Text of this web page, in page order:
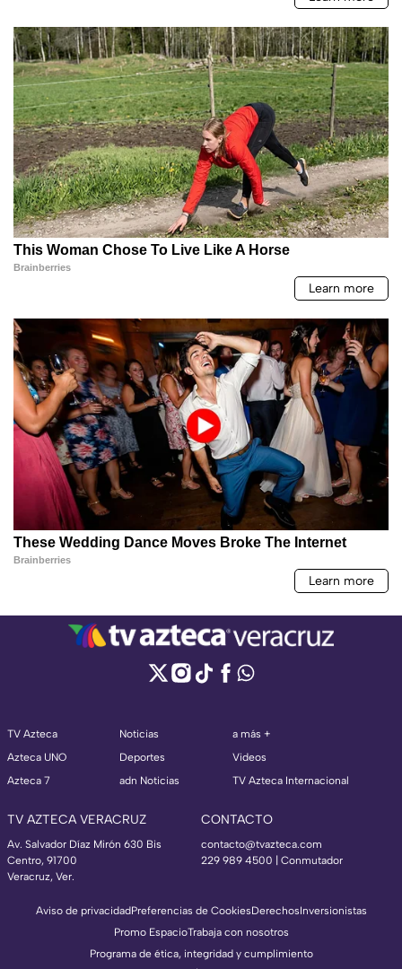
TV Azteca
Azteca UNO
Azteca 7
Noticias
Deportes
adn Noticias
a más +
Videos
TV Azteca Internacional
TV AZTECA VERACRUZ
Av. Salvador Díaz Mirón 630 Bis
Centro, 91700
Veracruz, Ver.
CONTACTO
contacto@tvazteca.com
229 989 4500 | Conmutador
Aviso de privacidadPreferencias de CookiesDerechosInversionistas
Promo EspacioTrabaja con nosotros
Programa de ética, integridad y cumplimiento